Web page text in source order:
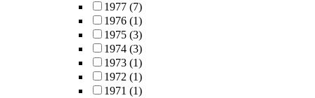
1977 (7)
1976 (1)
1975 (3)
1974 (3)
1973 (1)
1972 (1)
1971 (1)